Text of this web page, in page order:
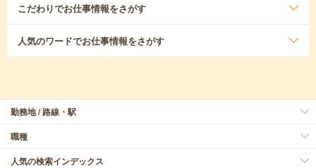
こだわりでお仕事情報をさがす
人気のワードでお仕事情報をさがす
勤務地 / 路線・駅
職種
人気の検索インデックス